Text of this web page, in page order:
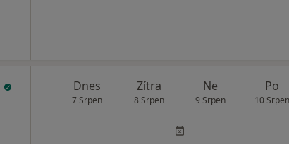
Dnes
7 Srpen
Zítra
8 Srpen
Ne
9 Srpen
Po
10 Srpen